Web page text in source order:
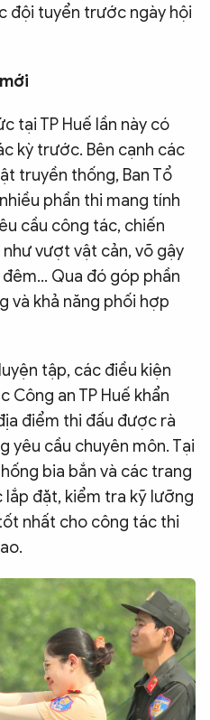
đội tuyển trước ngày hội
tại TP Huế lần này có
kỳ trước. Bên cạnh các
truyền thống, Ban Tổ
phần thi mang tính
cầu công tác, chiến
vượt vật cản, võ gậy
Qua đó góp phần
và khả năng phối hợp
tập, các điều kiện
Công an TP Huế khẩn
điểm thi đấu được rà
yêu cầu chuyên môn. Tại
bia bắn và các trang
đặt, kiểm tra kỹ lưỡng
nhất cho công tác thi